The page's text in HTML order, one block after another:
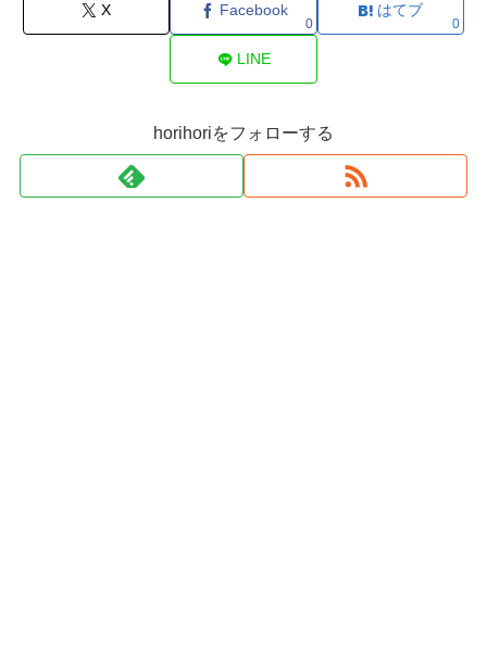
X Facebook
0
はてブ
0
LINE
horihoriをフォローする